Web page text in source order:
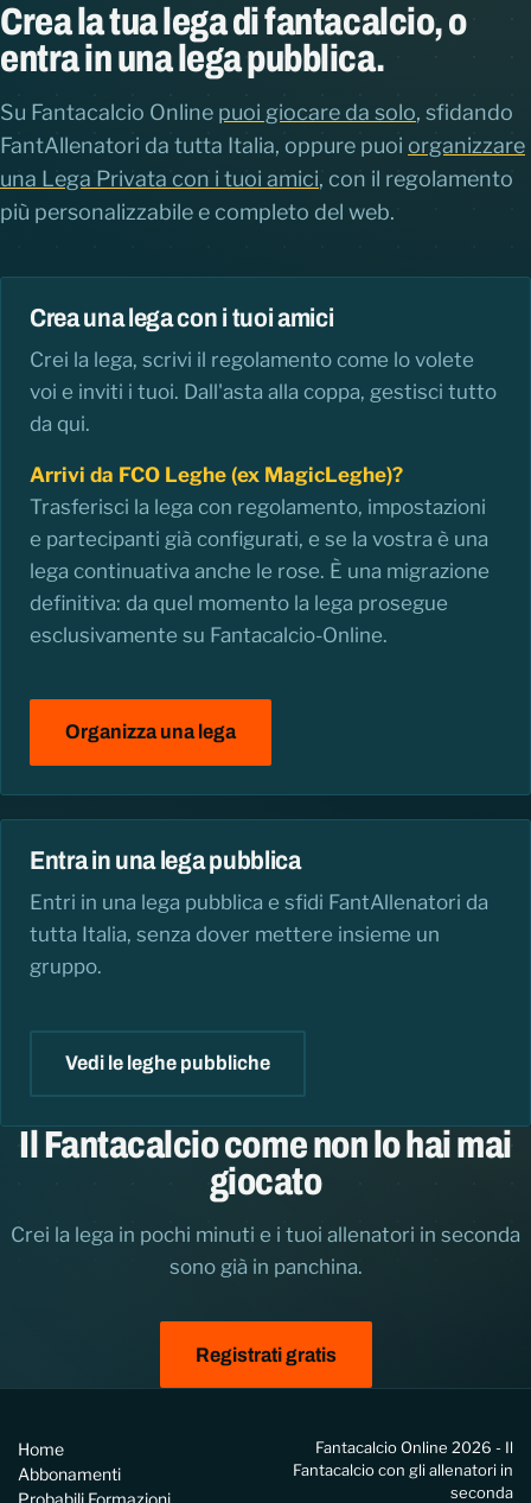
Crea la tua lega di fantacalcio, o
entra in una lega pubblica.
Su Fantacalcio Online puoi giocare da solo, sfidando
FantAllenatori da tutta Italia, oppure puoi organizzare
una Lega Privata con i tuoi amici, con il regolamento
più personalizzabile e completo del web.
Crea una lega con i tuoi amici
Crei la lega, scrivi il regolamento come lo volete
voi e inviti i tuoi. Dall'asta alla coppa, gestisci tutto
da qui.
Arrivi da FCO Leghe (ex MagicLeghe)?
Trasferisci la lega con regolamento, impostazioni
e partecipanti già configurati, e se la vostra è una
lega continuativa anche le rose. È una migrazione
definitiva: da quel momento la lega prosegue
esclusivamente su Fantacalcio-Online.
Organizza una lega
Entra in una lega pubblica
Entri in una lega pubblica e sfidi FantAllenatori da
tutta Italia, senza dover mettere insieme un
gruppo.
Vedi le leghe pubbliche
Il Fantacalcio come non lo hai mai
giocato
Crei la lega in pochi minuti e i tuoi allenatori in seconda
sono già in panchina.
Registrati gratis
Home
Abbonamenti
Fantacalcio Online 2026 - Il
Fantacalcio con gli allenatori in
seconda